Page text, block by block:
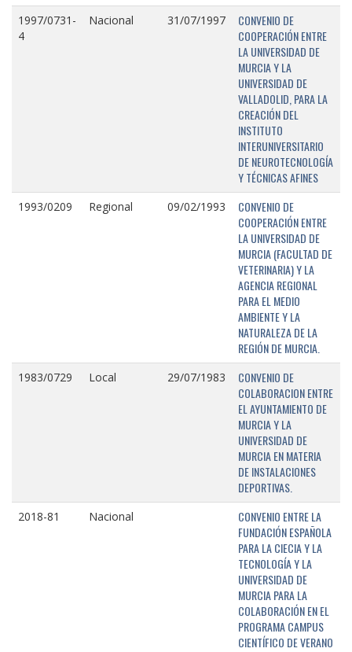
1997/0731-
4
Nacional 31/07/1997
CONVENIO DE
COOPERACIÓN ENTRE
LA UNIVERSIDAD DE
MURCIA Y LA
UNIVERSIDAD DE
VALLADOLID, PARA LA
CREACIÓN DEL
INSTITUTO
INTERUNIVERSITARIO
DE NEUROTECNOLOGÍA
Y TÉCNICAS AFINES
1993/0209 Regional 09/02/1993
CONVENIO DE
COOPERACIÓN ENTRE
LA UNIVERSIDAD DE
MURCIA (FACULTAD DE
VETERINARIA) Y LA
AGENCIA REGIONAL
PARA EL MEDIO
AMBIENTE Y LA
NATURALEZA DE LA
REGIÓN DE MURCIA.
1983/0729 Local 29/07/1983
CONVENIO DE
COLABORACION ENTRE
EL AYUNTAMIENTO DE
MURCIA Y LA
UNIVERSIDAD DE
MURCIA EN MATERIA
DE INSTALACIONES
DEPORTIVAS.
2018-81 Nacional
CONVENIO ENTRE LA
FUNDACIÓN ESPAÑOLA
PARA LA CIECIA Y LA
TECNOLOGÍA Y LA
UNIVERSIDAD DE
MURCIA PARA LA
COLABORACIÓN EN EL
PROGRAMA CAMPUS
CIENTÍFICO DE VERANO